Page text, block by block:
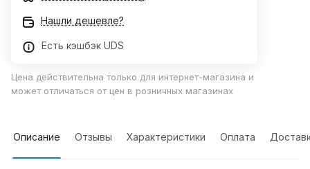
Нашли дешевле?
Есть кэшбэк UDS
Цена действительна только для интернет-магазина и
может отличаться от цен в розничных магазинах
Описание Отзывы Характеристики Оплата